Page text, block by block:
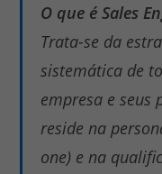
O que é Sales
Trata-se da
sistemática de
empresa e seus
reside na
one) e na